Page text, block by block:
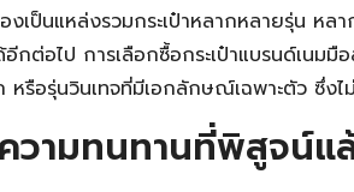
Search
for:
งเป็นแหล่งรวมกระเป๋าหลากหลายรุ่น ห
อีกต่อไป การเลือกซื้อกระเป๋าแบรนด์เนมมื
รือรุ่นวินเทจที่มีเอกลักษณ์เฉพาะตัว ซึ่งไ
วามทนทานที่พิสูจน์แ